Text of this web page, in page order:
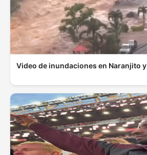
Video de inundaciones en Naranjito